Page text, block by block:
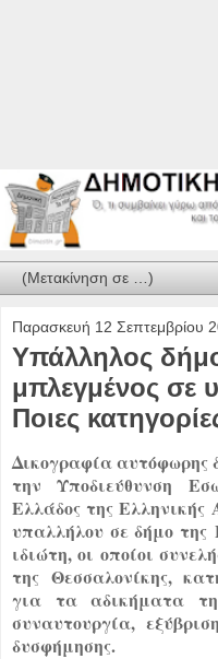
Παρασκευή 12 Σεπτεμβρίου
Υπάλληλος
μπλεγμένος σε
Ποιες
Δικογραφία αυτόφωρης
την Υποδιεύθυνση
Ελλάδος της Ελληνικής
υπαλλήλου σε δήμο της
ιδιώτη, οι οποίοι
της Θεσσαλονίκης,
για τα αδικήματα
συναυτουργία,
δυσφήμησης.